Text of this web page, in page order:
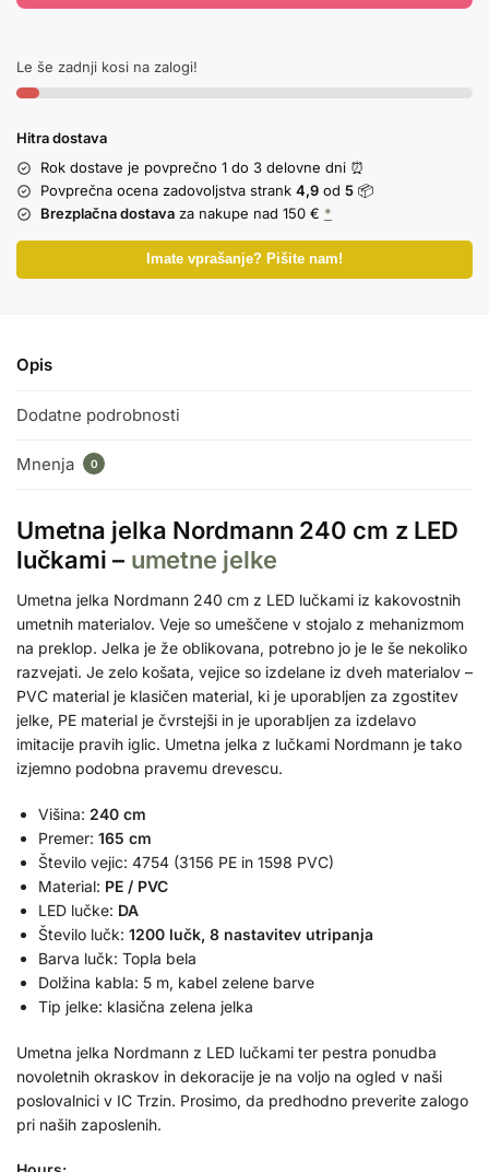
Le še zadnji kosi na zalogi!
Hitra dostava
Rok dostave je povprečno 1 do 3 delovne dni ⏰
Povprečna ocena zadovoljstva strank 4,9 od 5 📦
Brezplačna dostava za nakupe nad 150 € *
Imate vprašanje? Pišite nam!
Opis
Dodatne podrobnosti
Mnenja 0
Umetna jelka Nordmann 240 cm z LED
lučkami – umetne jelke
Umetna jelka Nordmann 240 cm z LED lučkami iz kakovostnih
umetnih materialov. Veje so umeščene v stojalo z mehanizmom
na preklop. Jelka je že oblikovana, potrebno jo je le še nekoliko
razvejati. Je zelo košata, vejice so izdelane iz dveh materialov –
PVC material je klasičen material, ki je uporabljen za zgostitev
jelke, PE material je čvrstejši in je uporabljen za izdelavo
imitacije pravih iglic. Umetna jelka z lučkami Nordmann je tako
izjemno podobna pravemu drevescu.
Višina: 240 cm
Premer: 165 cm
Število vejic: 4754 (3156 PE in 1598 PVC)
Material: PE / PVC
LED lučke: DA
Število lučk: 1200 lučk, 8 nastavitev utripanja
Barva lučk: Topla bela
Dolžina kabla: 5 m, kabel zelene barve
Tip jelke: klasična zelena jelka
Umetna jelka Nordmann z LED lučkami ter pestra ponudba
novoletnih okraskov in dekoracije je na voljo na ogled v naši
poslovalnici v IC Trzin. Prosimo, da predhodno preverite zalogo
pri naših zaposlenih.